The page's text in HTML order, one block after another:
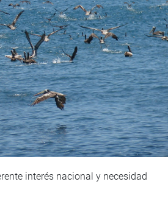
interés nacional y necesidad